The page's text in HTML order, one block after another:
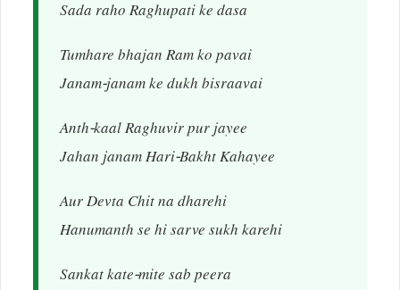
Sada raho Raghupati ke dasa
Tumhare bhajan Ram ko pavai
Janam-janam ke dukh bisraavai
Anth-kaal Raghuvir pur jayee
Jahan janam Hari-Bakht Kahayee
Aur Devta Chit na dharehi
Hanumanth se hi sarve sukh karehi
Sankat kate-mite sab peera